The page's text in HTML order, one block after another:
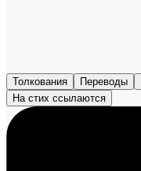
Толкования Переводы
На стих ссылаются